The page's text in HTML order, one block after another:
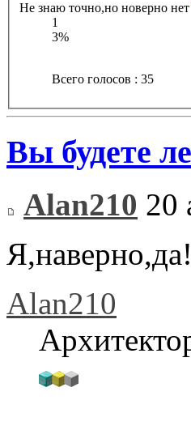
Не знаю точно,но новерно нет
1
3%
Всего голосов : 35
Вы будете
Alan210 20
Я,наверно,да!
Alan210